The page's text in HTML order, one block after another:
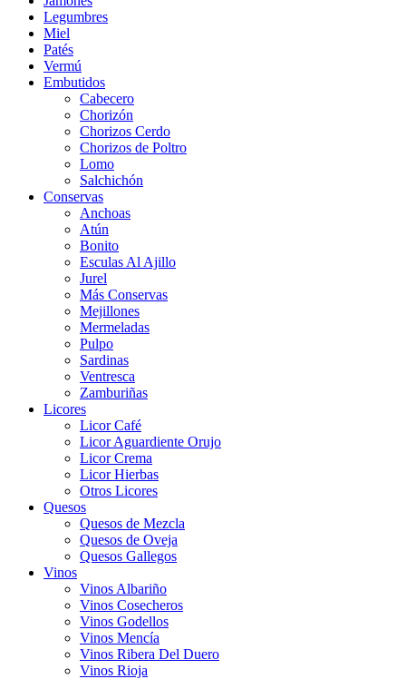
Legumbres
Miel
Patés
Vermú
Embutidos
Cabecero
Chorizón
Chorizos Cerdo
Chorizos de Poltro
Lomo
Salchichón
Conservas
Anchoas
Atún
Bonito
Esculas Al Ajillo
Jurel
Más Conservas
Mejillones
Mermeladas
Pulpo
Sardinas
Ventresca
Zamburiñas
Licores
Licor Café
Licor Aguardiente Orujo
Licor Crema
Licor Hierbas
Otros Licores
Quesos
Quesos de Mezcla
Quesos de Oveja
Quesos Gallegos
Vinos
Vinos Albariño
Vinos Cosecheros
Vinos Godellos
Vinos Mencía
Vinos Ribera Del Duero
Vinos Rioja